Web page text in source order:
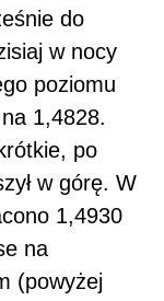
do
w nocy
poziomu
1,4828.
po
w górę. W
1,4930
na
(powyżej